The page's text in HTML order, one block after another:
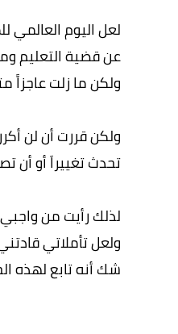
عن قضية التعليم
ولكن ما زلت عاجزاً
ولكن قررت أن لن
تحدث تغييراَ أو أن
لذلك رأيت من
ولعل تأملاتي
شك أنه تابع لهذه